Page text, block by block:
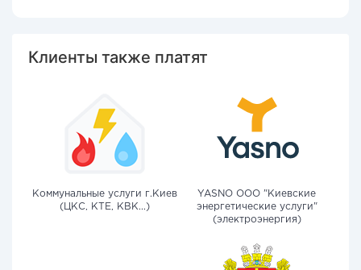
Клиенты также платят
Коммунальные услуги г.Киев
(ЦКС, КТЕ, КВК...)
YASNO OOO "Киевские
энергетические услуги"
(электроэнергия)